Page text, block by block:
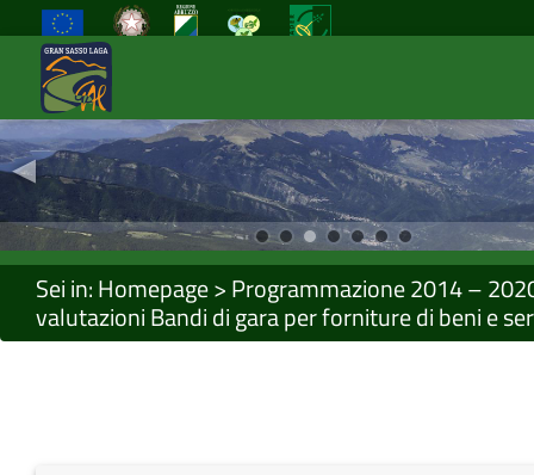
◂Previous
Sei in:Homepage>Programmazione 2014 –
valutazioni Bandi di gara per forniture di beni e